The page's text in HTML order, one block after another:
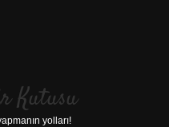
Kutusu
yolları!